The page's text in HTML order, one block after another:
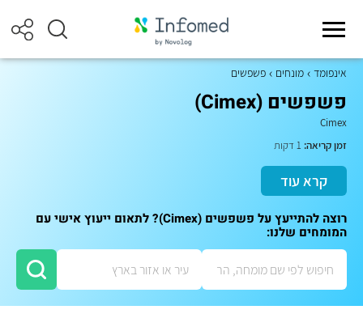
אינפומד מונחים פשפשים
פשפשים (Cimex)
Cimex
זמן קריאה:
קרא עוד
רוצה להתייעץ על פשפשים (Cimex)? לתאום ייעוץ אישי עם
המומחים שלנו: